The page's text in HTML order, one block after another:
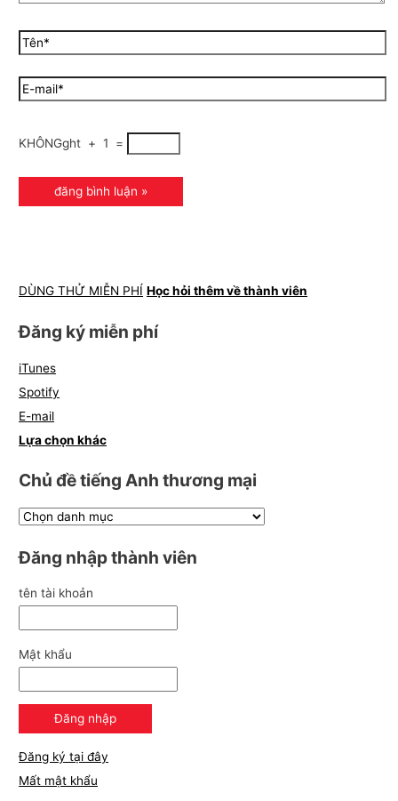
KHÔNGght + 1 =
DÙNG THỬ MIỄN PHÍ Học hỏi thêm về thành viên
Đăng ký miễn phí
iTunes
Spotify
E-mail
Lựa chọn khác
Chủ đề tiếng Anh thương mại
Đăng nhập thành viên
tên tài khoản
Mật khẩu
Đăng ký tại đây
Mất mật khẩu